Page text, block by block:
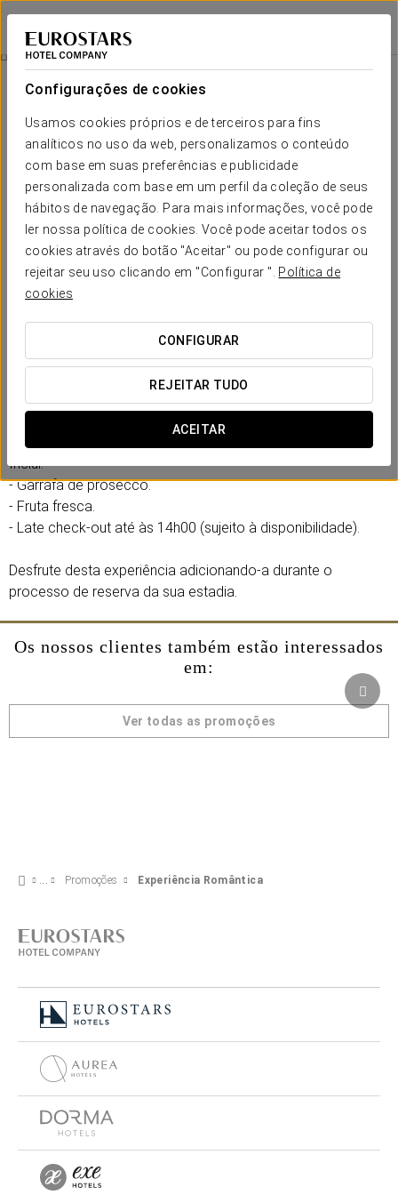
Configurações de cookies
Usamos cookies próprios e de terceiros para fins
analíticos no uso da web, personalizamos o conteúdo
com base em suas preferências e publicidade
personalizada com base em um perfil da coleção de seus
hábitos de navegação. Para mais informações, você pode
ler nossa política de cookies. Você pode aceitar todos os
cookies através do botão "Aceitar" ou pode configurar ou
rejeitar seu uso clicando em "Configurar ". Política de
cookies
CONFIGURAR
REJEITAR TUDO
ACEITAR
Eurostars Metropole
RIGA
Experiência Romântica
35 €
Experiência romântica
Celebre o amor com uma escapadinha pensada para
desfrutar sem pressa.
O hotel Eurostars Metrópole convida-vos a viver uma
experiência especial, onde cada detalhe acompanha o
Inclui:
- Garrafa de prosecco.
- Fruta fresca.
- Late check-out até às 14h00 (sujeito à disponibilidade).
Desfrute desta experiência adicionando-a durante o
processo de reserva da sua estadia.
Os nossos clientes também estão interessados
em:
Ver todas as promoções
Promoções Experiência Romântica